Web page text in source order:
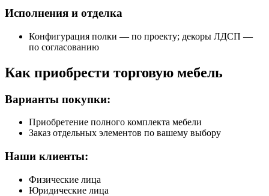
Исполнения и отделка
Конфигурация полки — по проекту; декоры ЛДСП —
по согласованию
Как приобрести торговую мебель
Варианты покупки:
Приобретение полного комплекта мебели
Заказ отдельных элементов по вашему выбору
Наши клиенты:
Физические лица
Юридические лица